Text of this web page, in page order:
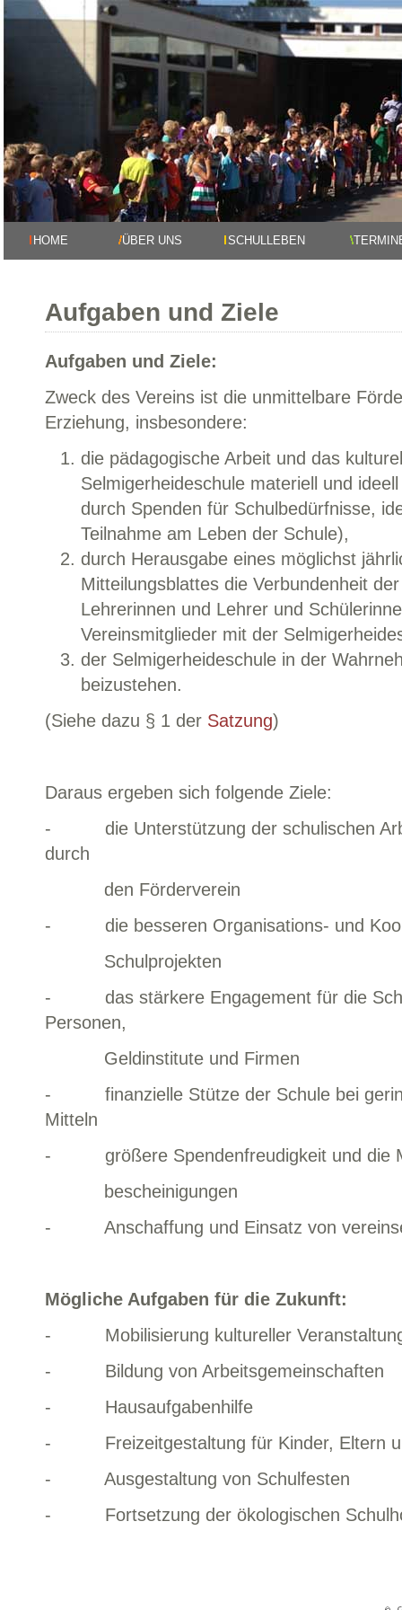
HOME ÜBER UNS SCHULLEBEN
Aufgaben und Ziele
Aufgaben und Ziele:
Zweck des Vereins ist die unmittelbare
Erziehung, insbesondere:
die pädagogische Arbeit und das
Selmigerheideschule materiell und
durch Spenden für Schulbedürfnisse,
Teilnahme am Leben der Schule),
durch Herausgabe eines möglichst
Mitteilungsblattes die Verbundenheit
Lehrerinnen und Lehrer und
Vereinsmitglieder mit der
der Selmigerheideschule in der
beizustehen.
(Siehe dazu § 1 der Satzung)
Daraus ergeben sich folgende Ziele:
- die Unterstützung der schulischen
durch
den Förderverein
- die besseren Organisations- und
Schulprojekten
- das stärkere Engagement für die
Personen,
Geldinstitute und Firmen
- finanzielle Stütze der Schule bei
Mitteln
- größere Spendenfreudigkeit und die
bescheinigungen
- Anschaffung und Einsatz von
Mögliche Aufgaben für die Zukunft:
- Mobilisierung kultureller
- Bildung von Arbeitsgemeinschaften
- Hausaufgabenhilfe
- Freizeitgestaltung für Kinder, Eltern
- Ausgestaltung von Schulfesten
- Fortsetzung der ökologischen